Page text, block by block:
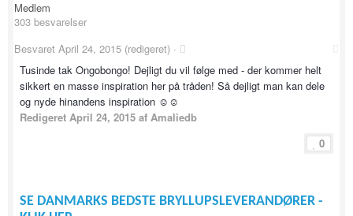
Medlem
303 besvarelser
Besvaret April 24, 2015 (redigeret) ·
Tusinde tak Ongobongo! Dejligt du vil følge med - der kommer helt
sikkert en masse inspiration her på tråden! Så dejligt man kan dele
og nyde hinandens inspiration ☺️☺️
Redigeret April 24, 2015 af Amaliedb
0
SE DANMARKS BEDSTE BRYLLUPSLEVERANDØRER -